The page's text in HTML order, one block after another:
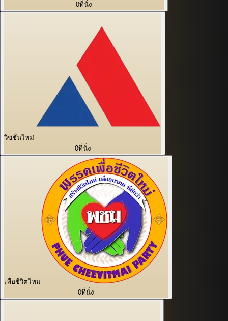
0ที่นั่ง
วิชชั่นใหม่
0ที่นั่ง
เพื่อชีวิตใหม่
0ที่นั่ง